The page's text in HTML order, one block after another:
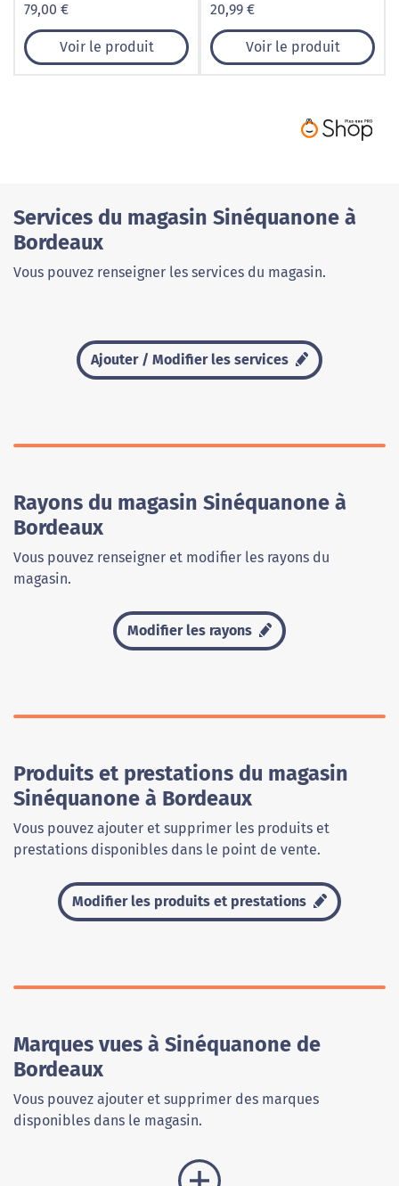
79,00 €
Voir le produit
20,99 €
Voir le produit
Services du magasin Sinéquanone à
Bordeaux
Vous pouvez renseigner les services du magasin.
Ajouter / Modifier les services
Rayons du magasin Sinéquanone à
Bordeaux
Vous pouvez renseigner et modifier les rayons du
magasin.
Modifier les rayons
Produits et prestations du magasin
Sinéquanone à Bordeaux
Vous pouvez ajouter et supprimer les produits et
prestations disponibles dans le point de vente.
Modifier les produits et prestations
Marques vues à Sinéquanone de
Bordeaux
Vous pouvez ajouter et supprimer des marques
disponibles dans le magasin.